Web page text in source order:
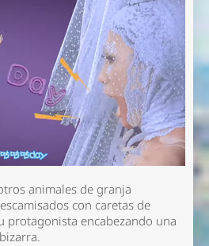
animales de granja
con caretas de
protagonista encabezando una